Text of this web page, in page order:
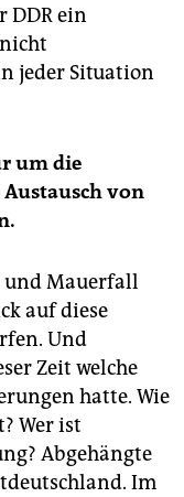
DDR ein
jeder Situation
um die
von
und Mauerfall
auf diese
Und
Zeit welche
hatte. Wie
Wer ist
Abgehängte
Im